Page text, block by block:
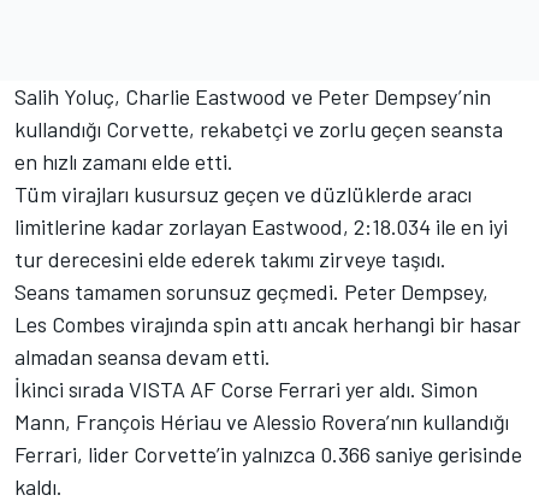
Salih Yoluç, Charlie Eastwood ve Peter Dempsey’nin
kullandığı Corvette, rekabetçi ve zorlu geçen seansta
en hızlı zamanı elde etti.
Tüm virajları kusursuz geçen ve düzlüklerde aracı
limitlerine kadar zorlayan Eastwood, 2:18.034 ile en iyi
tur derecesini elde ederek takımı zirveye taşıdı.
Seans tamamen sorunsuz geçmedi. Peter Dempsey,
Les Combes virajında spin attı ancak herhangi bir hasar
almadan seansa devam etti.
İkinci sırada VISTA AF Corse Ferrari yer aldı. Simon
Mann, François Hériau ve Alessio Rovera’nın kullandığı
Ferrari, lider Corvette’in yalnızca 0.366 saniye gerisinde
kaldı.